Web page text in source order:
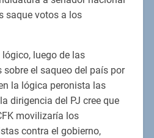
saque votos a los
luego de las
el saqueo del país por
la lógica peronista las
dirigencia del PJ cree que
movilizaría los
contra el gobierno,